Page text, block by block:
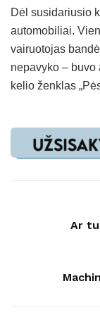
Dėl susidariusio
automobiliai.
vairuotojas
nepavyko – buvo
kelio ženklas
Ar